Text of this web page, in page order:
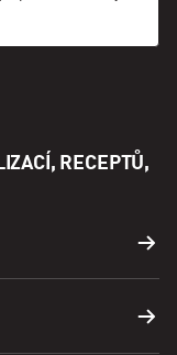
RECEPTŮ,